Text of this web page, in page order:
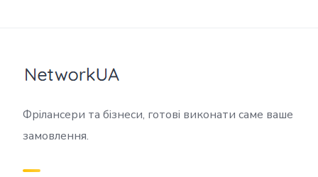
Фрілансери та бізнеси, готові виконати саме ваше
замовлення.